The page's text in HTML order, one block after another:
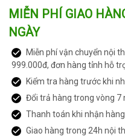
MIỄN PHÍ GIAO
NGÀY
Miễn phí vận chuyển nội
999.000đ, đơn hàng tỉnh hỗ
Kiểm tra hàng trước khi
Đổi trả hàng trong vòng 7
Thanh toán khi nhận
Giao hàng trong 24h nội